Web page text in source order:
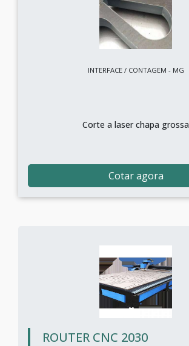
INTERFACE / CONTAGEM - MG
Corte a laser chapa grossa
Cotar agora
ROUTER CNC 2030